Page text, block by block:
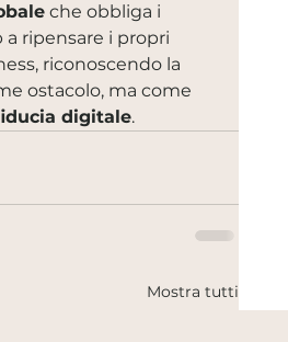
che obbliga i
ripensare i propri
riconoscendo la
ostacolo, ma come
digitale.
Mostra tutti